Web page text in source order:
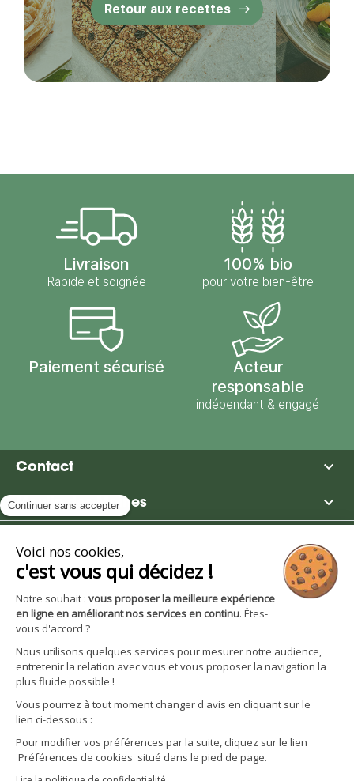
Retour aux recettes
Livraison
Rapide et soignée
100% bio
pour votre bien-être
Paiement sécurisé
Acteur
responsable
indépendant & engagé
Contact 
Moulin des Moines 
Avantages et services 